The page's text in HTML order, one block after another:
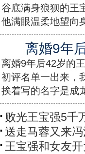
谷底满身狼狈的王
他满眼温柔地望向
离婚9年
离婚9年后42岁的
初评名单一出来，
挨着写的名字是成
败光王宝强5千
送走马蓉又来
王宝强和女友